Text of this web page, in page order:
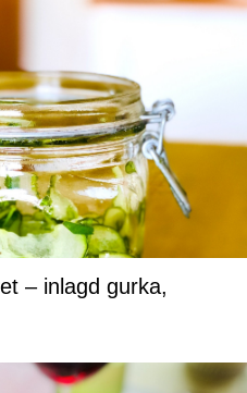
– inlagd gurka,